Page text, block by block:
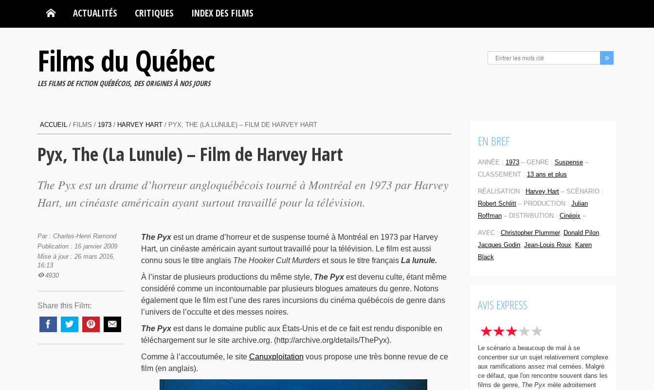
ACTUALITÉS CRITIQUES INDEX DES FILMS
Films du Québec
LES FILMS DE FICTION QUÉBÉCOIS, DES ORIGINES À NOS JOURS
ACCUEIL / FILMS / 1973 / HARVEY HART / PYX, THE (LA LUNULE) – FILM DE HARVEY HART
Pyx, The (La Lunule) – Film de Harvey Hart
The Pyxest un drame d’horreur angloquébécois tourné à Montréal en 1973 par Harvey
Hart, un cinéaste américain ayant surtout travaillé pour la télévision.
Par : Charles-Henri Ramond
Publication : 16 janvier 2009
Mise à jour : 26 mars 2016,
16:13
4930
Share this Film:
The Pyxest un drame d’horreur et de suspense tourné à Montréal en 1973 par Harvey
Hart, un cinéaste américain ayant surtout travaillé pour la télévision. Le film est aussi
connu sous le titre anglais The Hooker Cult Murderset sous le titre français La lunule.
À l’instar de plusieurs productions du même style, The Pyxest devenu culte, étant même
considéré comme un incontournable par plusieurs blogues amateurs du genre. Notons
également que le film est l’une des rares incursions du cinéma québécois de genre dans
l’univers de l’occulte et des messes noires.
The Pyxest dans le domaine public aux États-Unis et de ce fait est rendu disponible en
téléchargement sur le site archive.org. (http://archive.org/details/ThePyx).
Comme à l’accoutumée, le site Canuxploitation vous propose une très bonne revue de ce
film (en anglais).
EN BREF
ANNÉE : 1973 – GENRE : Suspense –
CLASSEMENT : 13 ans et plus
RÉALISATION : Harvey Hart – SCÉNARIO :
Robert Schlitt – PRODUCTION : Julian
Roffman – DISTRIBUTION : Cinépix –
AVEC : Christopher Plummer, Donald Pilon,
Jacques Godin, Jean-Louis Roux, Karen
Black
AVIS EXPRESS
Le scénario a beaucoup de mal à se
concentrer sur un sujet relativement complexe
aux ramifications assez mal cernées. Malgré
ce défaut, que l'on rencontre souvent dans les
films de genre, The Pyx mèle adroitement